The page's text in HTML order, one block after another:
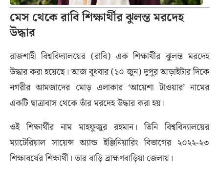
মেস থেকে রাবি শিক্ষার্থীর ঝুলন্ত মরদেহ
উদ্ধার
​রাজশাহী বিশ্ববিদ্যালয়ের (রাবি) এক শিক্ষার্থীর ঝুলন্ত মরদেহ
উদ্ধার করা হয়েছে। আজ বুধবার (১০ জুন) দুপুর আড়াইটার দিকে
নগরীর আমজাদের মোড় এলাকার ‘আয়েশা টাওয়ার’ নামের
একটি ছাত্রাবাস থেকে তাঁর মরদেহ উদ্ধার করা হয়।
​ওই শিক্ষার্থীর নাম মাহফুজুর রহমান। তিনি বিশ্ববিদ্যালয়ের
ম্যাটেরিয়াল সায়েন্স অ্যান্ড ইঞ্জিনিয়ারিং বিভাগের ২০২২-২৩
শিক্ষাবর্ষের শিক্ষার্থী। তার বাড়ি ব্রাহ্মণবাড়িয়া জেলায়।